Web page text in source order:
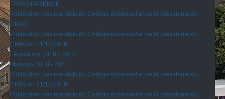
TRANSPARENCE
Publication des mandats du Collège échevinal et de la présidente du
CPAS
Publication des mandats du Collège échevinal et de la présidente du
CPAS au 31/12/2018
Législature 2018 - 2024
Mandats 2018 - 2024
Publication des mandats du Collège échevinal et de la présidente du
CPAS au 31/12/2019
Publication des mandats du Collège échevinal et de la présidente du